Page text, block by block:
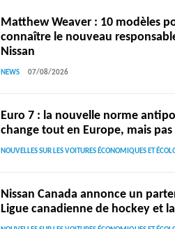
Matthew Weaver : 10 modèles
connaître le nouveau
Nissan
NEWS 07/08/2026
Euro 7 : la nouvelle norme
change tout en Europe, mais pas
NOUVELLES SUR LES VOITURES ÉCONOMIQUES ET
Nissan Canada annonce un
Ligue canadienne de hockey et